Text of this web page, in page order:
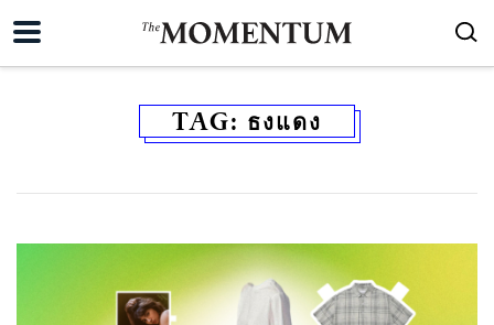
TAG: ธงแดง